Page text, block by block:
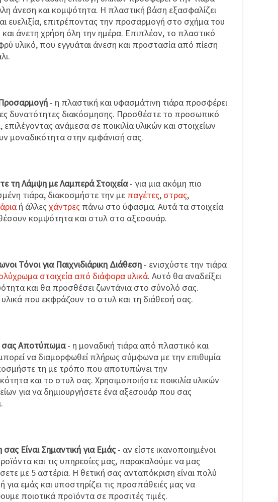
άνεση και κομψότητα. Η πλαστική βάση εξασφαλίζει
ευελιξία, επιτρέποντας την προσαρμογή στο σχήμα του
και άνετη χρήση όλη την ημέρα. Επιπλέον, το πλαστικό
υλικό, που εγγυάται άνεση και προστασία από πίεση
- η πλαστική και υφασμάτινη τιάρα προσφέρει
δυνατότητες διακόσμησης. Προσθέστε το προσωπικό
ανάμεσα σε ποικιλία υλικών και στοιχείων
μοναδικότητα στην εμφάνισή σας.
τη Λάμψη με Λαμπερά Στοιχεία- για μια ακόμη πιο
τιάρα, διακοσμήστε την με παγέτες, στρας,
ή άλλεςχάντρες πάνω στο ύφασμα. Αυτά τα στοιχεία
κομψότητα και στυλ στο αξεσουάρ.
Τόνοι για Παιχνιδιάρικη Διάθεση - ενισχύστε την τιάρα
στοιχεία από διάφορα υλικά. Αυτό θα αναδείξει
και θα προσθέσει ζωντάνια στο σύνολό σας.
υλικά που εκφράζουν το στυλ και τη διάθεσή σας.
σας Αποτύπωμα- η μοναδική τιάρα από πλαστικό και
να διαμορφωθεί πλήρως σύμφωνα με την επιθυμία
τη με τρόπο που αποτυπώνει την
και το στυλ σας. Χρησιμοποιήστε ποικιλία υλικών
για να δημιουργήσετε ένα αξεσουάρ που σας
Είναι Σημαντική για Εμάς- αν είστε ικανοποιημένοι
και τις υπηρεσίες μας, παρακαλούμε να μας
με 5 αστέρια. Η θετική σας ανταπόκριση είναι πολύ
για εμάς και υποστηρίζει τις προσπάθειές μας να
ποιοτικά προϊόντα σε προσιτές τιμές.